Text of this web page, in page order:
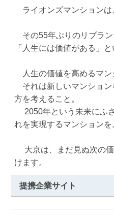
ライオンズマンションは
その55年ぶりのリブラ
「人生には価値がある」
人生の価値を高めるマン
それは新しいマンション
方を考えること。
2050年という未来にふ
れを実現するマンションを
大京は、まだ見ぬ次の
けます。
提携企業サイト